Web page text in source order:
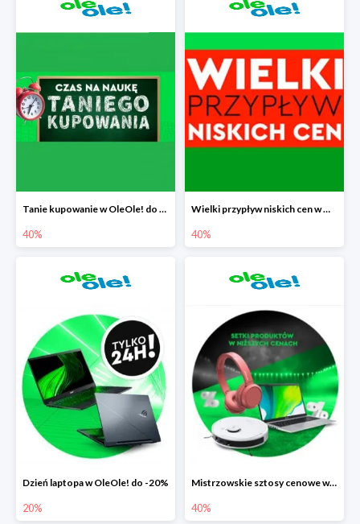
Tanie kupowanie w OleOle! do -40%
40%
Wielki przypływ niskich cen w OleOle! do -40%
40%
Dzień laptopa w OleOle! do -20%
20%
Mistrzowskie sztosy cenowe w OleOle! do -40%
40%